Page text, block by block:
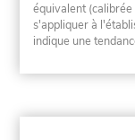
équivalent
s'appliquer à
indique une